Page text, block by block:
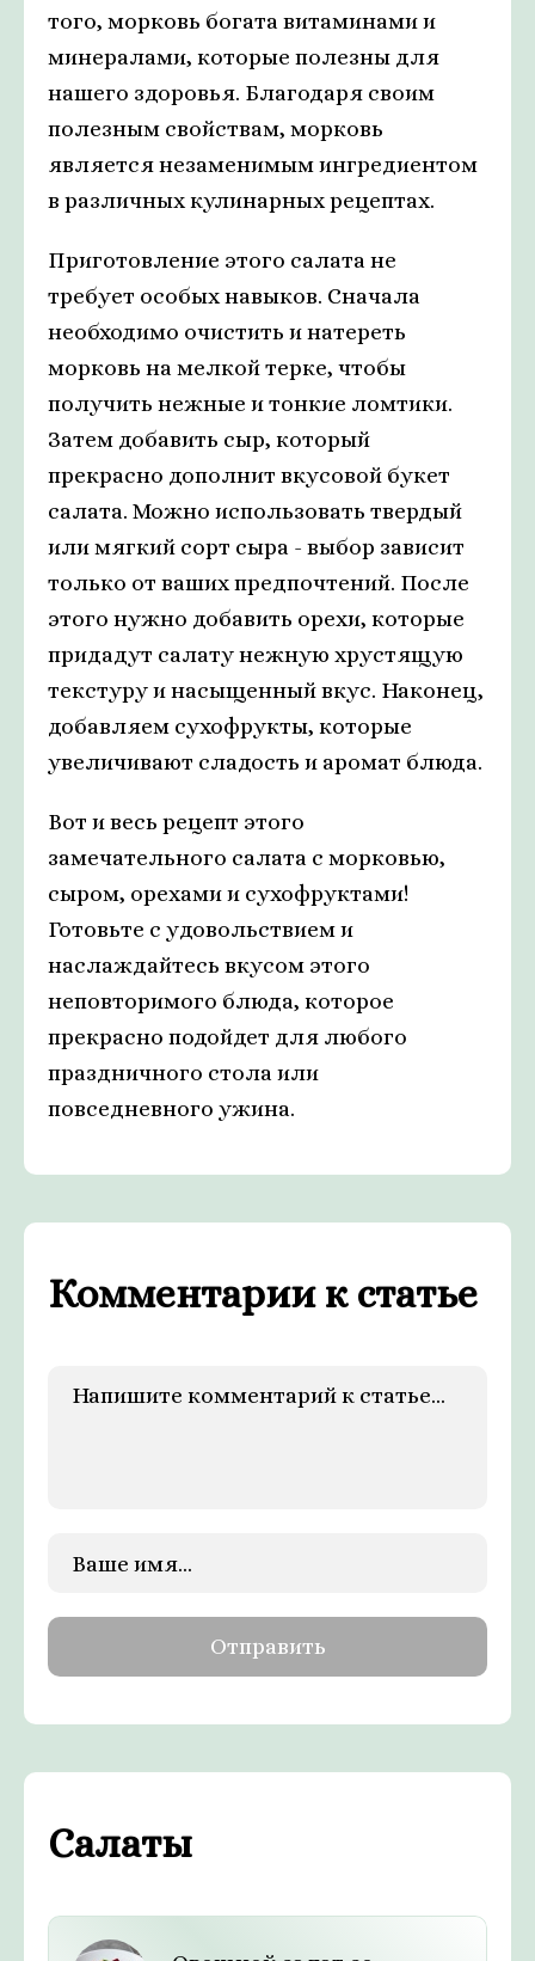
того, морковь богата витаминами и
минералами, которые полезны для
нашего здоровья. Благодаря своим
полезным свойствам, морковь
является незаменимым ингредиентом
в различных кулинарных рецептах.
Приготовление этого салата не
требует особых навыков. Сначала
необходимо очистить и натереть
морковь на мелкой терке, чтобы
получить нежные и тонкие ломтики.
Затем добавить сыр, который
прекрасно дополнит вкусовой букет
салата. Можно использовать твердый
или мягкий сорт сыра - выбор зависит
только от ваших предпочтений. После
этого нужно добавить орехи, которые
придадут салату нежную хрустящую
текстуру и насыщенный вкус. Наконец,
добавляем сухофрукты, которые
увеличивают сладость и аромат блюда.
Вот и весь рецепт этого
замечательного салата с морковью,
сыром, орехами и сухофруктами!
Готовьте с удовольствием и
наслаждайтесь вкусом этого
неповторимого блюда, которое
прекрасно подойдет для любого
праздничного стола или
повседневного ужина.
Комментарии к статье
Салаты